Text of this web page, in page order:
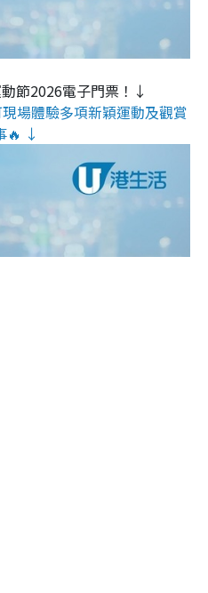
節2026電子門票！↓
場體驗多項新穎運動及觀賞
🔥 ↓